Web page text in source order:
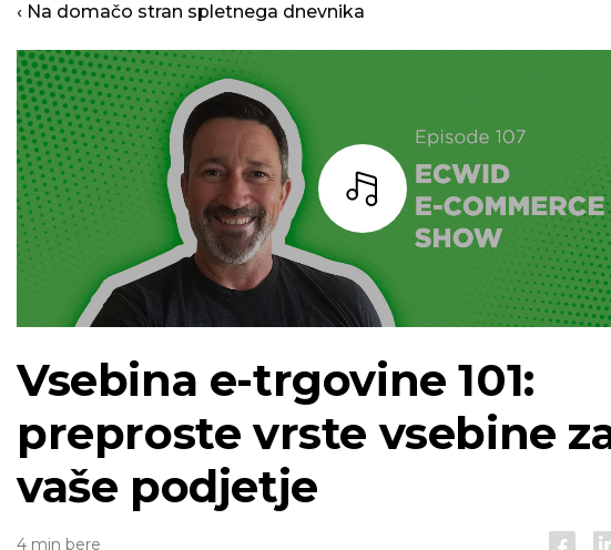
‹ Na domačo stran spletnega dnevnika
Bar
Vsebina e-trgovine 101:
preproste vrste vsebine
vaše podjetje
4 min bere